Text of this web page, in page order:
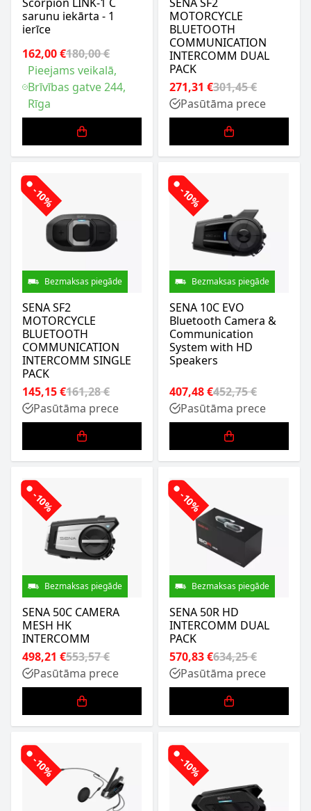
sarunu iekārta - 1
ierīce
162,00 €180,00 €
Pieejams veikalā,
Brīvības gatve 244,
Rīga
MOTORCYCLE
BLUETOOTH
COMMUNICATION
INTERCOMM DUAL
PACK
271,31 €301,45 €
Pasūtāma prece
-10%
Bezmaksas piegāde
SENA SF2
MOTORCYCLE
BLUETOOTH
COMMUNICATION
INTERCOMM SINGLE
PACK
145,15 €161,28 €
Pasūtāma prece
-10%
Bezmaksas piegāde
SENA 10C EVO
Bluetooth Camera &
Communication
System with HD
Speakers
407,48 €452,75 €
Pasūtāma prece
-10%
Bezmaksas piegāde
SENA 50C CAMERA
MESH HK
INTERCOMM
498,21 €553,57 €
Pasūtāma prece
-10%
Bezmaksas piegāde
SENA 50R HD
INTERCOMM DUAL
PACK
570,83 €634,25 €
Pasūtāma prece
-10% -10%